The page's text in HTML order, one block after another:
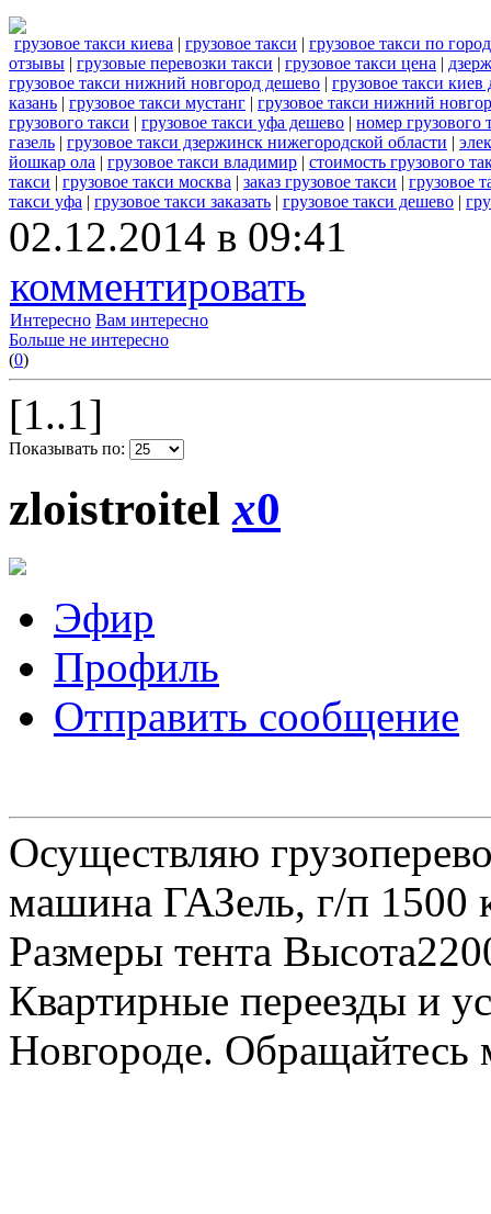
грузовое такси киева | грузовое такси | грузовое такси по
отзывы | грузовые перевозки такси | грузовое такси цена |
грузовое такси нижний новгород дешево | грузовое такси киев
казань | грузовое такси мустанг | грузовое такси нижний
грузового такси | грузовое такси уфа дешево | номер грузового
газель | грузовое такси дзержинск нижегородской области |
йошкар ола | грузовое такси владимир | стоимость грузового
такси | грузовое такси москва | заказ грузовое такси | грузовое
такси уфа | грузовое такси заказать | грузовое такси дешево |
02.12.2014 в 09:41
комментировать
Интересно Вам интересно
Больше не интересно
(0)
[1..1]
Показывать по:
zloistroitelx0
Эфир
Профиль
Отправить сообщение
Осуществляю
машина ГАЗель, г/п 1500
Размеры тента
Квартирные переезды и
Новгороде.